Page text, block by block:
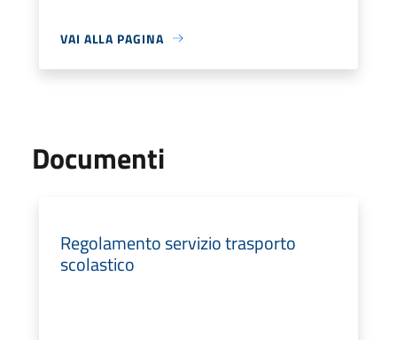
VAI ALLA PAGINA
Documenti
Regolamento servizio trasporto
scolastico